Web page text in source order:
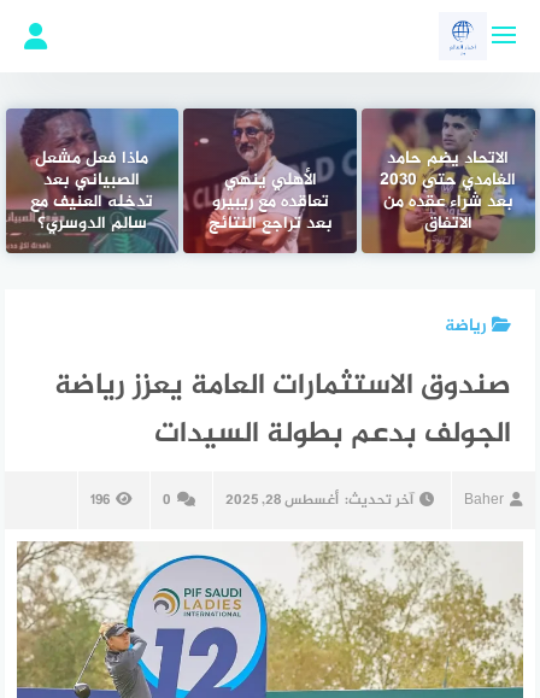
الاتحاد يضم حامد
الغامدي حتى 2030
بعد شراء عقده من
الاتفاق
الأهلي ينهي
تعاقده مع ريبيرو
بعد تراجع النتائج
ماذا فعل مشعل
الصبياني بعد
تدخله العنيف مع
سالم الدوسري؟
رياضة
صندوق الاستثمارات العامة يعزز رياضة
الجولف بدعم بطولة السيدات
Baher آخر تحديث: أغسطس 28, 2025 0
196